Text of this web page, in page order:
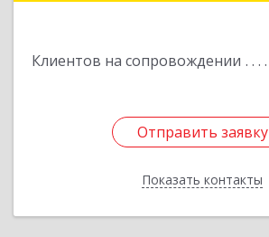
Клиентов на сопровождении
Отправить заявку
Показать контакты
Отправить заявку
Назад